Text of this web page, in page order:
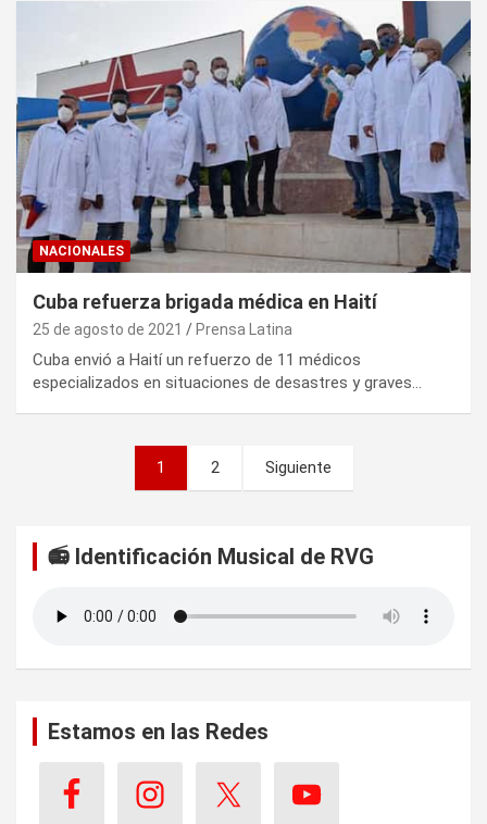
NACIONALES
Cuba refuerza brigada médica en Haití
25 de agosto de 2021 Prensa Latina
Cuba envió a Haití un refuerzo de 11 médicos
especializados en situaciones de desastres y graves…
c
1 2 Siguiente
📻 Identificación Musical de RVG
Estamos en las Redes